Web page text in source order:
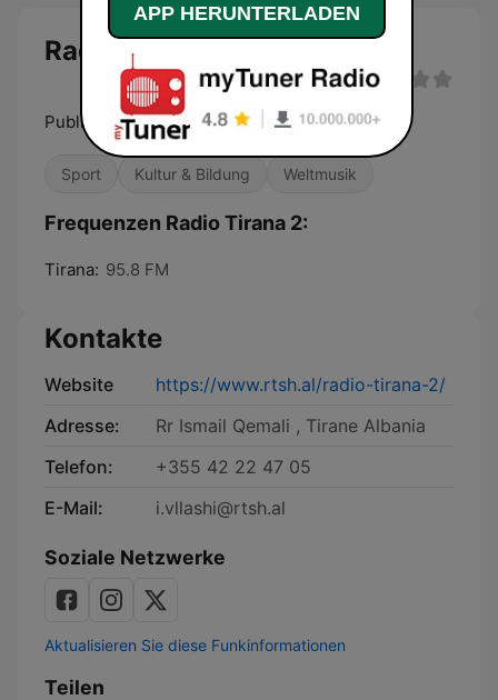
Radio Tirana 2
Public Radio
Sport Kultur & Bildung Weltmusik
Frequenzen Radio Tirana 2:
Tirana: 95.8 FM
Kontakte
Website
https://www.rtsh.al/radio-tirana-2/
Adresse:
Rr Ismail Qemali , Tirane Albania
Telefon:
+355 42 22 47 05
E-Mail:
i.vllashi@rtsh.al
Soziale Netzwerke
Aktualisieren Sie diese Funkinformationen
Teilen
APP HERUNTERLADEN